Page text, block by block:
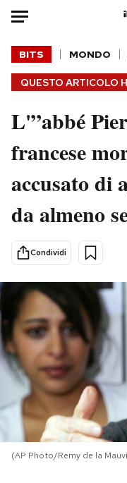
HOME
Italia
Politica
Tecnologia
Scienza
Cultura
Economia
Sport
PODCAST
NEWSLETTER
I MIEI PREFERITI
QUESTO ARTICOLO
BITS MONDO
L'”abbé
francese
accusato di
da almeno
Condividi
(AP Photo/Remy de la